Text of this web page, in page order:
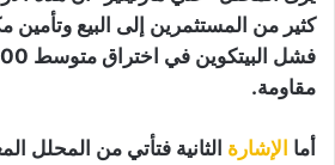
كثير من المستثمرين إلى البيع
مقاومة.
أما الإشارة